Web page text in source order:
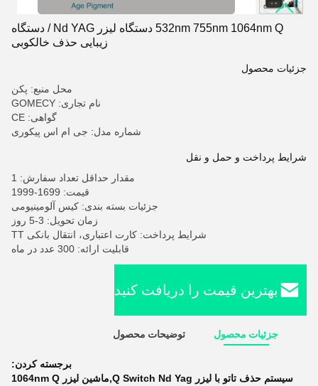
532nm 755nm 1064nm Q دستگاه لیزر Nd YAG / دستگاه
زیبایی حذف خالکوبی
جزئیات محصول
محل منبع: پکن
نام تجاری: GOMECY
گواهی: CE
شماره مدل: جی ام اس پیکوری
شرایط پرداخت و حمل و نقل
مقدار حداقل تعداد سفارش: 1
قیمت: 1699-1999
جزئیات بسته بندی: کیس آلومینیومی
زمان تحویل: 3-5 روز
شرایط پرداخت: کارت اعتباری، انتقال بانکی TT
قابلیت ارائه: 300 عدد در ماه
بهترین قیمت را دریافت کنید
جزئیات محصول توضیحات محصول
برجسته کردن:
سیستم حذف تاتو با لیزر Q Switch Nd Yag,ماشین لیزر 1064nm Q